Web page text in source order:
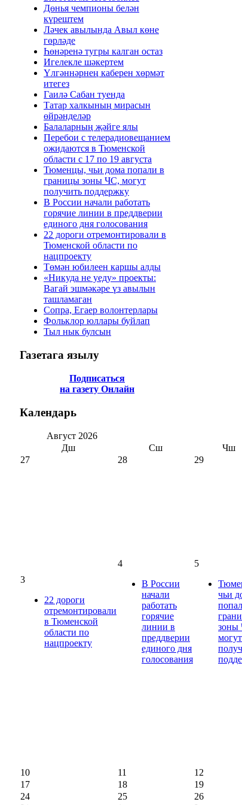
Дөнья чемпионы белән
күрештем
Ләчек авылында Авыл көне
гөрләде
Һөнәренә тугры калган остаз
Игелекле шәкертем
Үлгәннәрнең каберен хөрмәт
итегез
Гаилә Сабан туенда
Татар халкының мирасын
өйрәнделәр
Балаларның җәйге ялы
Перебои с телерадиовещанием
ожидаются в Тюменской
области с 17 по 19 августа
Тюменцы, чьи дома попали в
границы зоны ЧС, могут
получить поддержку
В России начали работать
горячие линии в преддверии
единого дня голосования
22 дороги отремонтировали в
Тюменской области по
нацпроекту
Төмән юбилеен каршы алды
«Никуда не уеду» проекты:
Вагай эшмәкәре үз авылын
ташламаган
Сопра, Егаер волонтерлары
Фольклор юллары буйлап
Тыл нык булсын
Газетага язылу
Подписаться
на газету Онлайн
Календарь
Август 2026
Дш
Сш Чш
27
28 29
3
22 дороги
отремонтировали
в Тюменской
области по
нацпроекту
4
В России
начали
работать
горячие
линии в
преддверии
единого дня
голосования
5
чьи
зоны
могут
10 11 12
17
18 19
24
25 26